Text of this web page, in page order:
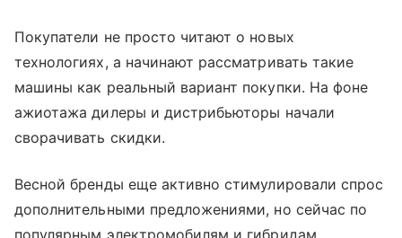
Покупатели не просто читают о новых
технологиях, а начинают рассматривать такие
машины как реальный вариант покупки. На фоне
ажиотажа дилеры и дистрибьюторы начали
сворачивать скидки.
Весной бренды еще активно стимулировали спрос
дополнительными предложениями, но сейчас по
популярным электромобилям и гибридам